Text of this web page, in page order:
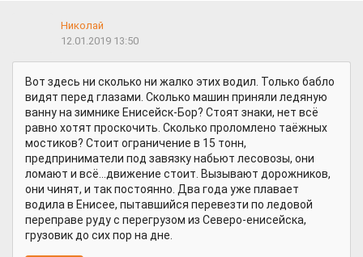
Николай
12.01.2019 13:50
Вот здесь ни сколько ни жалко этих водил. Только бабло
видят перед глазами. Сколько машин приняли ледяную
ванну на зимнике Енисейск-Бор? Стоят знаки, нет всё
равно хотят проскочить. Сколько проломлено таёжных
мостиков? Стоит ограничение в 15 тонн,
предприниматели под завязку набьют лесовозы, они
ломают и всё...движение стоит. Вызывают дорожников,
они чинят, и так постоянно. Два года уже плавает
водила в Енисее, пытавшийся перевезти по ледовой
переправе руду с перегрузом из Северо-енисейска,
грузовик до сих пор на дне.